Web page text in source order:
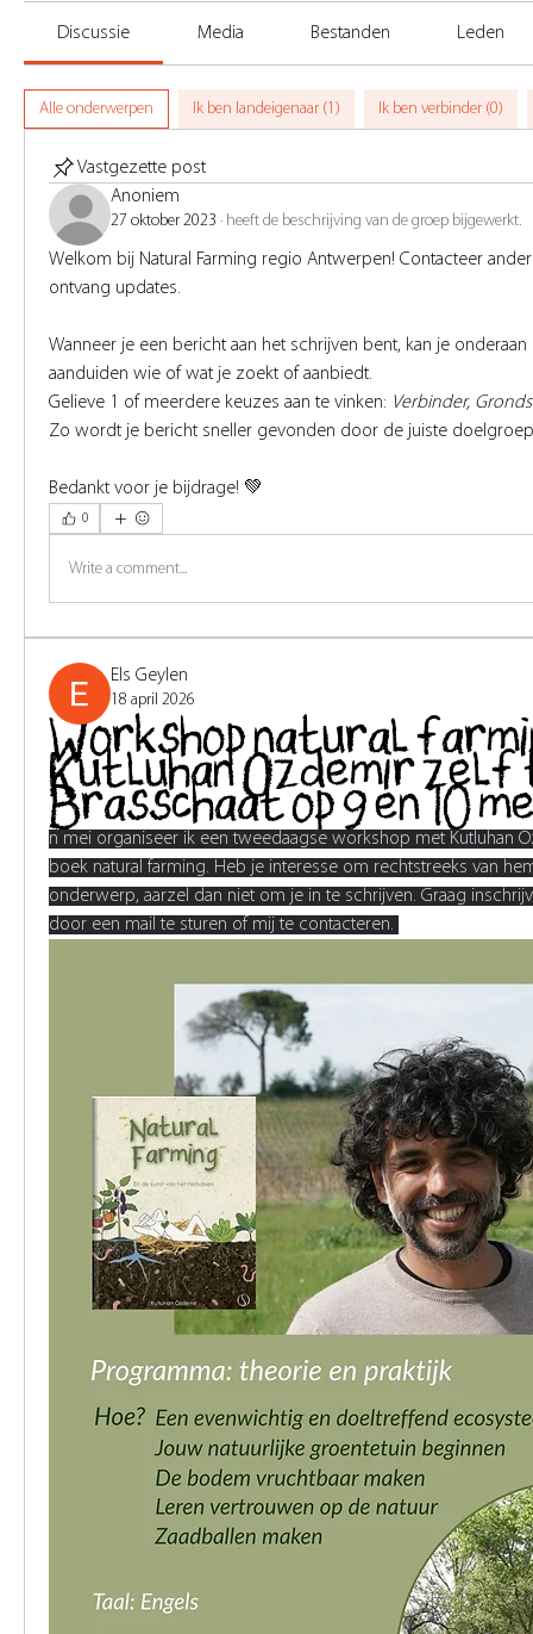
Discussie Media Bestanden Leden
Alle onderwerpen Ik ben landeigenaar (1) Ik ben verbinder (0)
Vastgezette post
Anoniem
27 oktober 2023 · heeft de beschrijving van de groep bijgewerkt.
Welkom bij Natural Farming regio Antwerpen! Contacteer
ontvang updates.
Wanneer je een bericht aan het schrijven bent, kan je
aanduiden wie of wat je zoekt of aanbiedt.
Gelieve 1 of meerdere keuzes aan te vinken: Verbinder,
Zo wordt je bericht sneller gevonden door de juiste
Bedankt voor je bijdrage! 💚
0
Write a comment...
Els Geylen
18 april 2026
Workshop natural
Kutluhan Ozdemir zelf
Brasschaat op 9 en 10
n mei organiseer ik een tweedaagse workshop met Kutluhan
boek natural farming. Heb je interesse om rechtstreeks van
onderwerp, aarzel dan niet om je in te schrijven. Graag
door een mail te sturen of mij te contacteren.